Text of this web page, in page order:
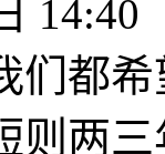
14:40
们都
则两